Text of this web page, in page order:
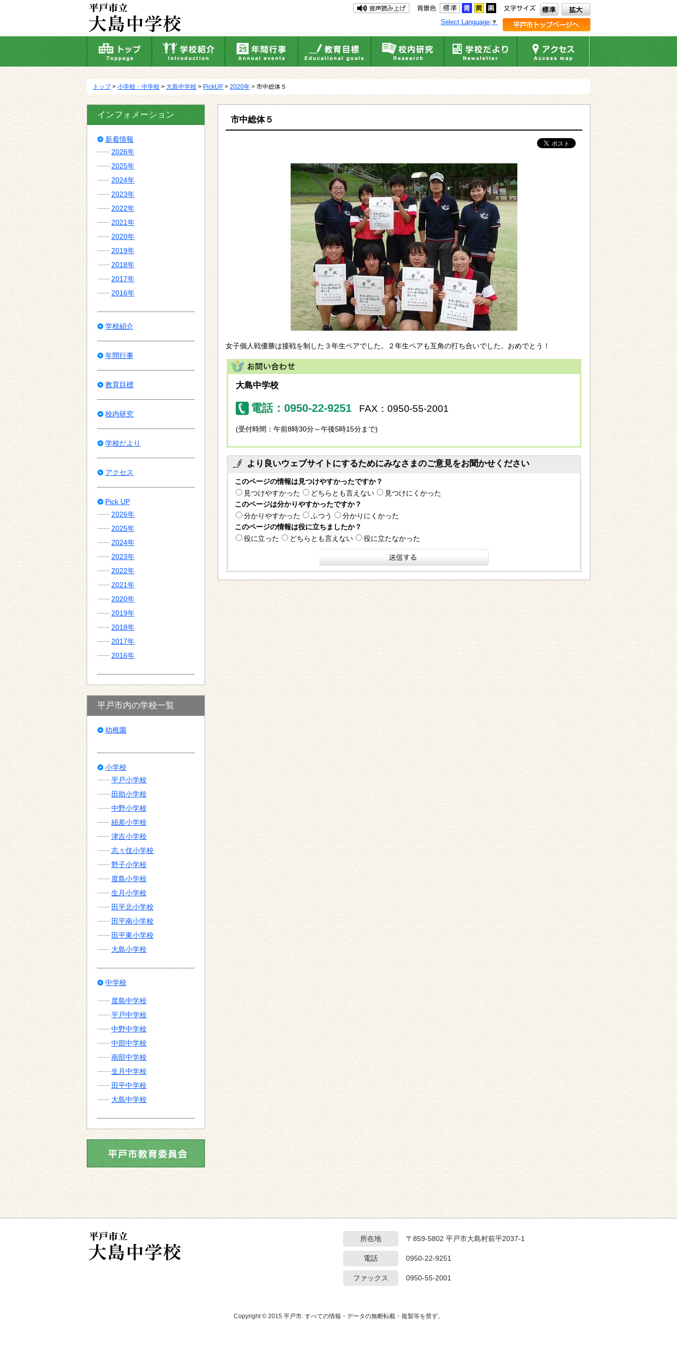
動
Select Language ▼
トップ> 小学校・中学校 > 大島中学校 > PickUP > 2020年 > 市中総体５
市中総体５
女子個人戦優勝は接戦を制した３年生ペアでした。２年生ペアも互角の打ち合いでした。おめでとう！
大島中学校
電話：0950-22-9251 FAX：0950-55-2001
(受付時間：午前8時30分～午後5時15分まで)
より良いウェブサイトにするためにみなさまのご意見をお聞かせください
このページの情報は見つけやすかったですか？
見つけやすかった
どちらとも言えない
見つけにくかった
このページは分かりやすかったですか？
分かりやすかった
ふつう
分かりにくかった
このページの情報は役に立ちましたか？
役に立った
どちらとも言えない 役に立たなかった
インフォメーション
新着情報
2026年
2025年
2024年
2023年
2022年
2021年
2020年
2019年
2018年
2017年
2016年
学校紹介
年間行事
教育目標
校内研究
学校だより
アクセス
Pick UP
2026年
2025年
2024年
2023年
2022年
2021年
2020年
2019年
2018年
2017年
2016年
平戸市内の学校一覧
幼稚園
小学校
平戸小学校
田助小学校
中野小学校
紐差小学校
津吉小学校
志々伎小学校
野子小学校
度島小学校
生月小学校
田平北小学校
田平南小学校
田平東小学校
大島小学校
中学校
度島中学校
平戸中学校
中野中学校
中部中学校
南部中学校
生月中学校
田平中学校
大島中学校
所在地 〒859-5802 平戸市大島村前平2037-1
電話 0950-22-9251
ファックス 0950-55-2001
Copyright © 2015 平戸市. すべての情報・データの無断転載・複製等を禁ず。